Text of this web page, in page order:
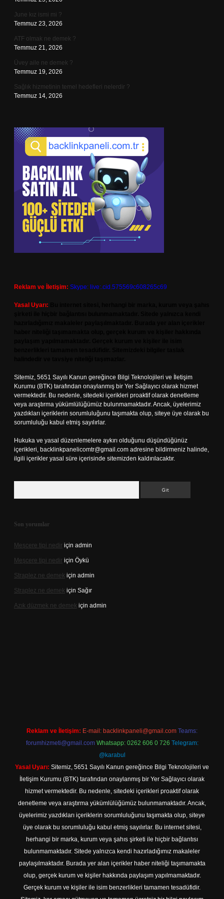
June kız ismi mi ?
Temmuz 23, 2026
ATF olmak ne demek ?
Temmuz 21, 2026
Üvey aile ne demek ?
Temmuz 19, 2026
Sağlık hizmetinin temel hedefleri nelerdir ?
Temmuz 14, 2026
Reklam ve İletişim: Skype: live:.cid.575569c608265c69
Yasal Uyarı:
Sitemiz, 5651 Sayılı Kanun gereğince Bilgi Teknolojileri ve İletişim
Kurumu (BTK) tarafından onaylanmış bir Yer Sağlayıcı olarak hizmet
vermektedir. Bu nedenle, sitedeki içerikleri proaktif olarak denetleme
veya araştırma yükümlülüğümüz bulunmamaktadır. Ancak, üyelerimiz
yazdıkları içeriklerin sorumluluğunu taşımakta olup, siteye üye olarak bu
sorumluluğu kabul etmiş sayılırlar.
Hukuka ve yasal düzenlemelere aykırı olduğunu düşündüğünüz
içerikleri, backlinkpanelicomtr@gmail.com adresine bildirmeniz halinde,
ilgili içerikler yasal süre içerisinde sitemizden kaldırılacaktır.
Son yorumlar
Meşcere tipi nedir için admin
Meşcere tipi nedir için Öykü
Straplez ne demek için admin
Straplez ne demek için Sağır
Azık düzmek ne demek için admin
Reklam ve İletişim: E-mail: backlinkpaneli@gmail.com Teams:
forumhizmeti@gmail.com Whatsapp: 0262 606 0 726 Telegram:
@karabul
Yasal Uyarı: Sitemiz, 5651 Sayılı Kanun gereğince Bilgi Teknolojileri ve
İletişim Kurumu (BTK) tarafından onaylanmış bir Yer Sağlayıcı olarak
hizmet vermektedir. Bu nedenle, sitedeki içerikleri proaktif olarak
denetleme veya araştırma yükümlülüğümüz bulunmamaktadır. Ancak,
üyelerimiz yazdıkları içeriklerin sorumluluğunu taşımakta olup, siteye
üye olarak bu sorumluluğu kabul etmiş sayılırlar. Bu internet sitesi,
herhangi bir marka, kurum veya şahıs şirketi ile hiçbir bağlantısı
bulunmamaktadır. Sitede yalnızca kendi hazırladığımız makaleler
paylaşılmaktadır. Burada yer alan içerikler haber niteliği taşımamakta
olup, gerçek kurum ve kişiler hakkında paylaşım yapılmamaktadır.
Gerçek kurum ve kişiler ile isim benzerlikleri tamamen tesadüfidir.